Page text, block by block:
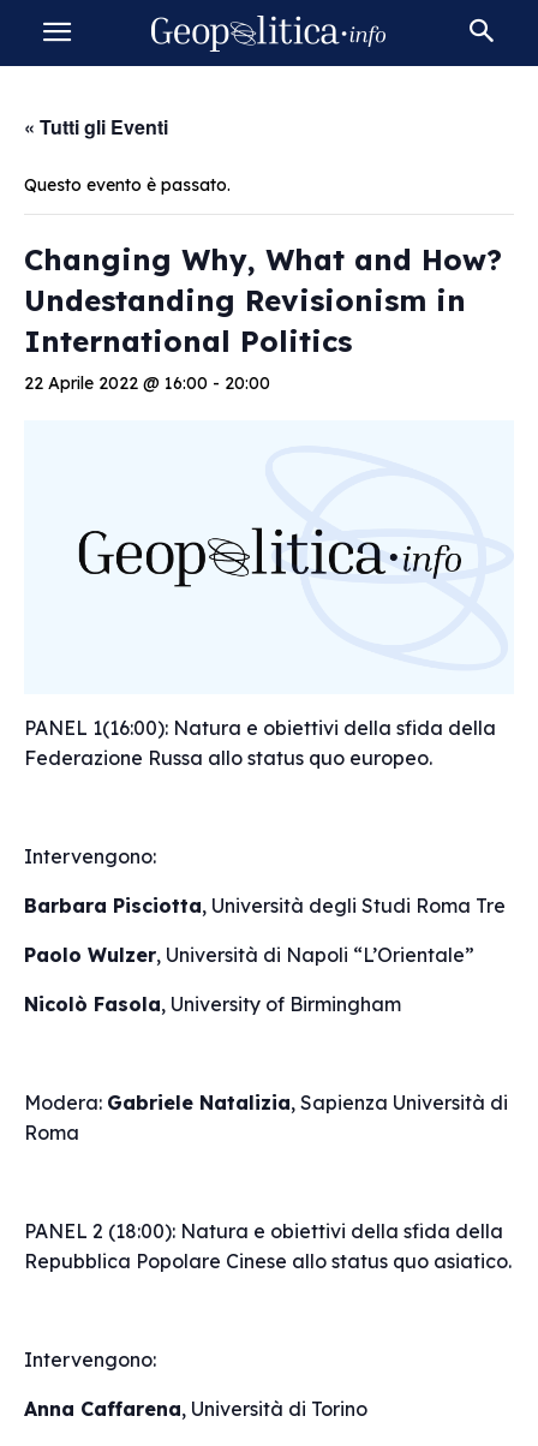
« Tutti gli Eventi
Questo evento è passato.
Changing Why, What and How?
Undestanding Revisionism in
International Politics
22 Aprile 2022 @ 16:00 - 20:00
PANEL 1(16:00): Natura e obiettivi della sfida della
Federazione Russa allo status quo europeo.
Intervengono:
Barbara Pisciotta, Università degli Studi Roma Tre
Paolo Wulzer, Università di Napoli “L’Orientale”
Nicolò Fasola, University of Birmingham
Modera: Gabriele Natalizia, Sapienza Università di
Roma
PANEL 2 (18:00): Natura e obiettivi della sfida della
Repubblica Popolare Cinese allo status quo asiatico.
Intervengono:
Anna Caffarena, Università di Torino